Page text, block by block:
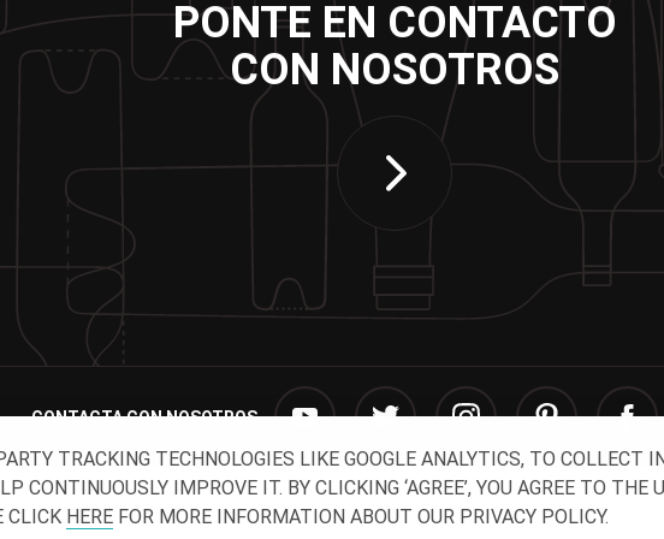
PONTE EN CONTACTO
CON NOSOTROS
CONTACTA CON NOSOTROS
TRACKING TECHNOLOGIES LIKE GOOGLE ANALYTICS, TO COLLECT
CONTINUOUSLY IMPROVE IT. BY CLICKING ‘AGREE’, YOU AGREE TO THE
CLICK HERE FOR MORE INFORMATION ABOUT OUR PRIVACY POLICY.